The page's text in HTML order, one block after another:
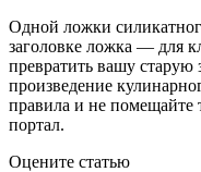
Одной ложки
заголовке ложка — для
превратить вашу старую
произведение
правила и не помещайте
портал.
Оцените статью